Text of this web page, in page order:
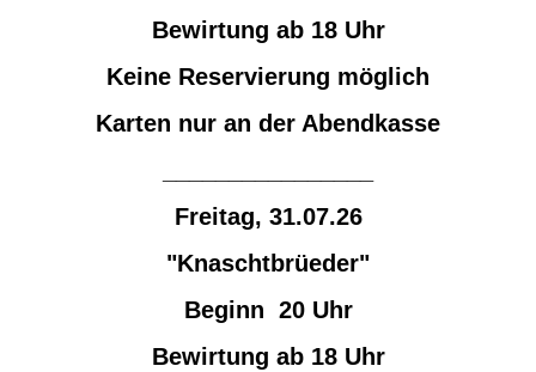
Bewirtung ab 18 Uhr
Keine Reservierung möglich
Karten nur an der Abendkasse
Freitag, 31.07.26
"Knaschtbrüeder"
Beginn 20 Uhr
Bewirtung ab 18 Uhr